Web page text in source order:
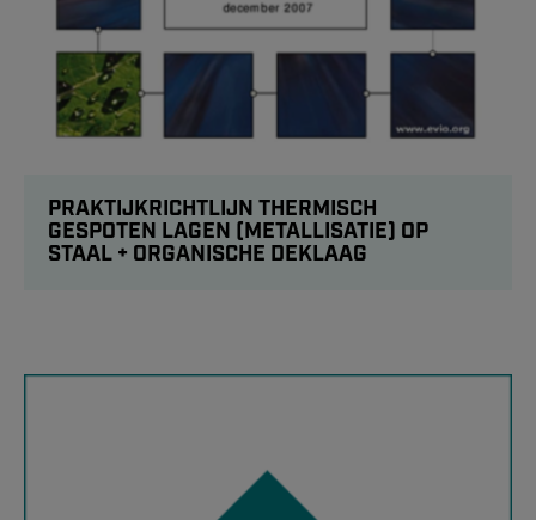
PRAKTIJKRICHTLIJN THERMISCH
GESPOTEN LAGEN (METALLISATIE) OP
STAAL + ORGANISCHE DEKLAAG